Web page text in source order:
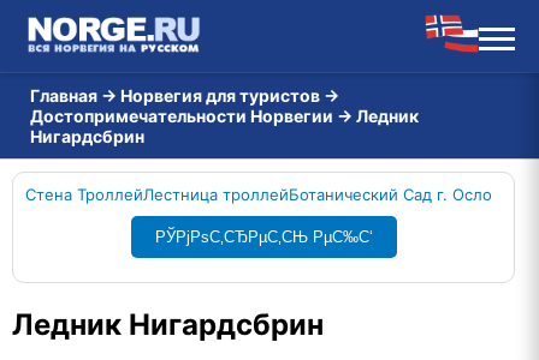
Главная → Норвегия для туристов →
Достопримечательности Норвегии → Ледник
Нигардсбрин
Стена ТроллейЛестница троллейБотанический Сад г. Осло
РЎРјРѕС‚СЂРµС‚СЊ РµС‰С‘
Ледник Нигардсбрин